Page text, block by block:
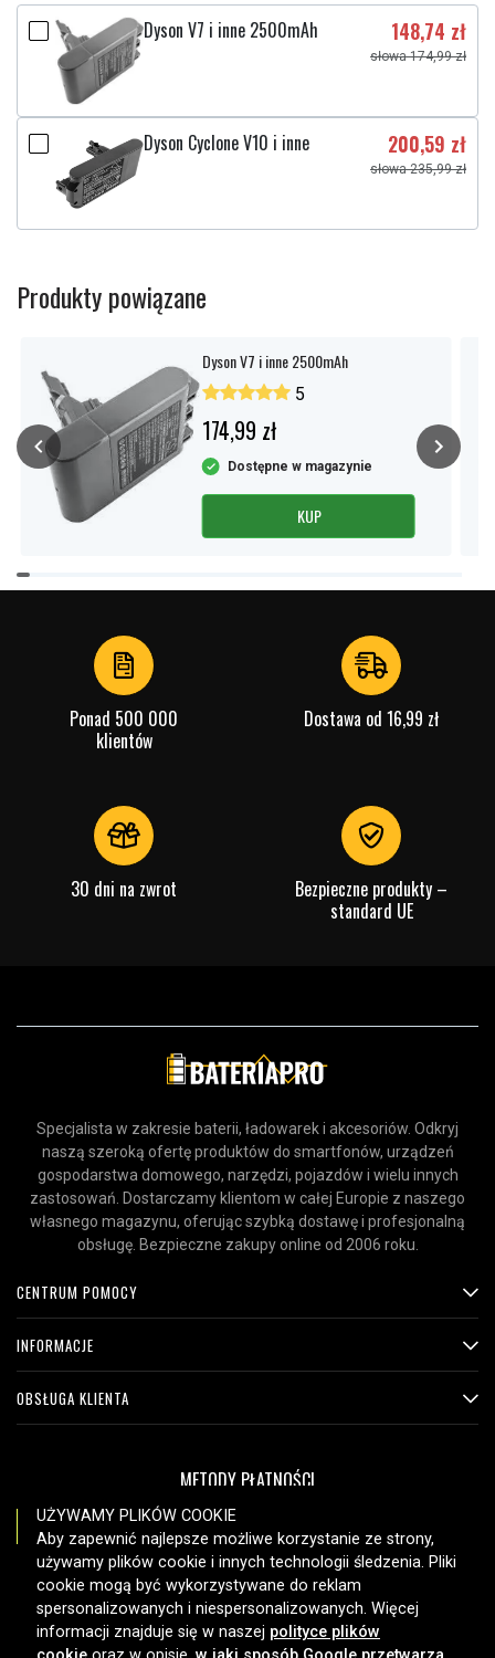
Dyson V7 i inne 2500mAh 148,74 zł
słowa 174,99 zł
Dyson Cyclone V10 i inne 200,59 zł
słowa 235,99 zł
Produkty powiązane
Dyson V7 i inne 2500mAh
5
174,99 zł
Dostępne w magazynie
KUP
Item
1
Ponad 500 000
klientów
Dostawa od 16,99 zł
30 dni na zwrot
Bezpieczne produkty –
standard UE
Specjalista w zakresie baterii, ładowarek i akcesoriów. Odkryj
naszą szeroką ofertę produktów do smartfonów, urządzeń
gospodarstwa domowego, narzędzi, pojazdów i wielu innych
zastosowań. Dostarczamy klientom w całej Europie z naszego
własnego magazynu, oferując szybką dostawę i profesjonalną
obsługę. Bezpieczne zakupy online od 2006 roku.
CENTRUM POMOCY
INFORMACJE
OBSŁUGA KLIENTA
METODY PŁATNOŚCI
OPCJE DOSTAWY
UŻYWAMY PLIKÓW COOKIE
Aby zapewnić najlepsze możliwe korzystanie ze strony,
używamy plików cookie i innych technologii śledzenia. Pliki
cookie mogą być wykorzystywane do reklam
spersonalizowanych i niespersonalizowanych. Więcej
informacji znajduje się w naszej polityce plików